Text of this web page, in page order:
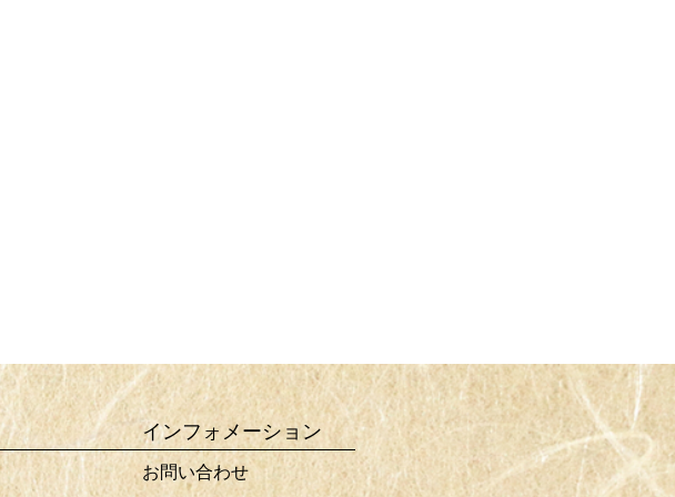
インフォメーション
お問い合わせ